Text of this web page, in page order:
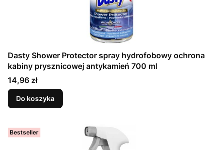
Dasty Shower Protector spray hydrofobowy ochrona
kabiny prysznicowej antykamień 700 ml
Cena
14,96 zł
Do koszyka
Bestseller